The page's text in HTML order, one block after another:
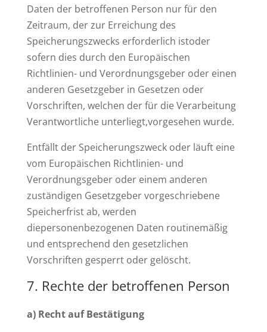
Daten der betroffenen Person nur für den
Zeitraum, der zur Erreichung des
Speicherungszwecks erforderlich istoder
sofern dies durch den Europäischen
Richtlinien- und Verordnungsgeber oder einen
anderen Gesetzgeber in Gesetzen oder
Vorschriften, welchen der für die Verarbeitung
Verantwortliche unterliegt,vorgesehen wurde.
Entfällt der Speicherungszweck oder läuft eine
vom Europäischen Richtlinien- und
Verordnungsgeber oder einem anderen
zuständigen Gesetzgeber vorgeschriebene
Speicherfrist ab, werden
diepersonenbezogenen Daten routinemäßig
und entsprechend den gesetzlichen
Vorschriften gesperrt oder gelöscht.
Rechte der betroffenen Person
a) Recht auf Bestätigung